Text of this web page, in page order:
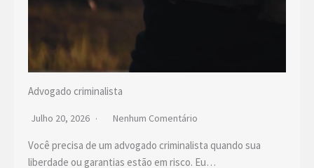
Advogado criminalista
Julho 20, 2026 Nenhum Comentário
Você precisa de um advogado criminalista quando sua
liberdade ou garantias estão em risco. Eu…